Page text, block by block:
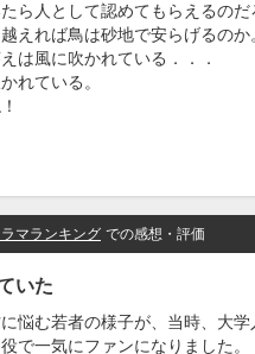
ら人として認めてもらえるのだ
えれば鳥は砂地で安らげるのか
は風に吹かれている．．．
れている。
マランキング での感想・評価
いた
悩む若者の様子が、当時、大
で一気にファンになりました。